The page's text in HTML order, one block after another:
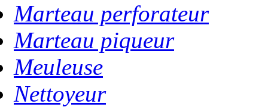
Marteau perforateur
Marteau piqueur
Meuleuse
Nettoyeur